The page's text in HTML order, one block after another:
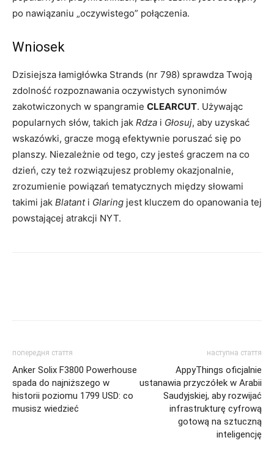
po nawiązaniu „oczywistego” połączenia.
Wniosek
Dzisiejsza łamigłówka Strands (nr 798) sprawdza Twoją
zdolność rozpoznawania oczywistych synonimów
zakotwiczonych w spangramie CLEARCUT. Używając
popularnych słów, takich jak Rdza i Głosuj, aby uzyskać
wskazówki, gracze mogą efektywnie poruszać się po
planszy. Niezależnie od tego, czy jesteś graczem na co
dzień, czy też rozwiązujesz problemy okazjonalnie,
zrozumienie powiązań tematycznych między słowami
takimi jak Blatanti Glaring jest kluczem do opanowania tej
powstającej atrakcji NYT.
попередня стаття
Anker Solix F3800 Powerhouse
spada do najniższego w
historii poziomu 1799 USD: co
musisz wiedzieć
наступна стаття
AppyThings oficjalnie
ustanawia przyczółek w Arabii
Saudyjskiej, aby rozwijać
infrastrukturę cyfrową
gotową na sztuczną
inteligencję